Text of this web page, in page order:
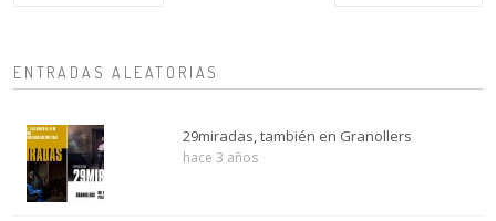
ENTRADAS ALEATORIAS
29miradas, también en Granollers
hace 3 años